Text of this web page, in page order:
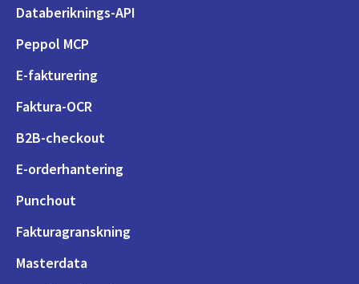
Databeriknings-API
Peppol MCP
E-fakturering
Faktura-OCR
B2B-checkout
E-orderhantering
Punchout
Fakturagranskning
Masterdata